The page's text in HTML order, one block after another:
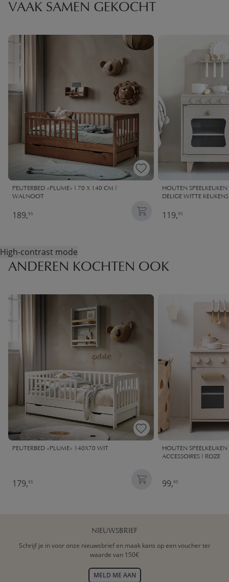
VAAK SAMEN GEKOCHT
PEUTERBED «PLUME» | 70 X 140 CM |
WALNOOT
189,95
HOUTEN
DELIGE WITTE
119,95
High-contrast mode
ANDEREN KOCHTEN OOK
PEUTERBED «PLUME» 140X70 WIT
179,95
HOUTEN
ACCESSOIRES | ROZE
99,95
NIEUWSBRIEF
Schrijf je in voor onze nieuwsbrief en maak kans op een voucher ter
waarde van 150€
MELD ME AAN